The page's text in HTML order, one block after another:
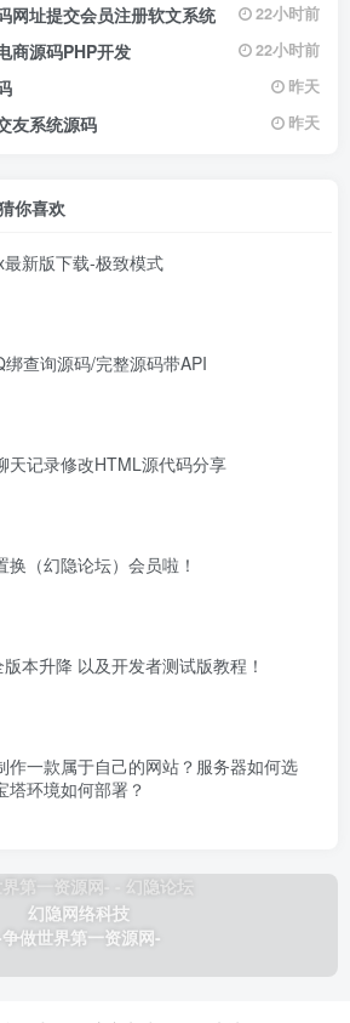
源定期更新、分类清晰、下载便
务，快来探索发现所需资源！
网址提交会员注册软文系统 22小时前
商源码PHP开发 22小时前
昨天
友系统源码 昨天
你喜欢
最新版下载-极致模式
绑查询源码/完整源码带API
天记录修改HTML源代码分享
换（幻隐论坛）会员啦！
版本升降 以及开发者测试版教程！
作一款属于自己的网站？服务器如何选
塔环境如何部署？
幻隐网络科技
做世界第一资源网-